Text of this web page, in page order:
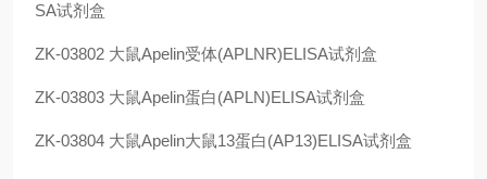
SA试剂盒
ZK-03802 大鼠Apelin受体(APLNR)ELISA试剂盒
ZK-03803 大鼠Apelin蛋白(APLN)ELISA试剂盒
ZK-03804 大鼠Apelin大鼠13蛋白(AP13)ELISA试剂盒